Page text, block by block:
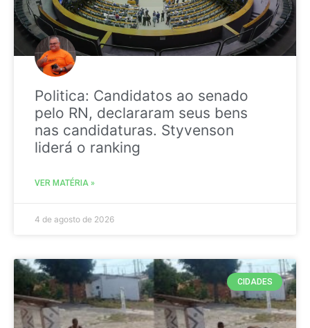
Politica: Candidatos ao senado
pelo RN, declararam seus bens
nas candidaturas. Styvenson
liderá o ranking
VER MATÉRIA »
4 de agosto de 2026
CIDADES